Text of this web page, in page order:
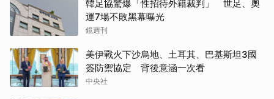
韓足協驚爆「性招待外籍裁判」 世足、奧
運7場不敗黑幕曝光
鏡週刊
美伊戰火下沙烏地、土耳其、巴基斯坦3國
簽防禦協定 背後意涵一次看
中央社